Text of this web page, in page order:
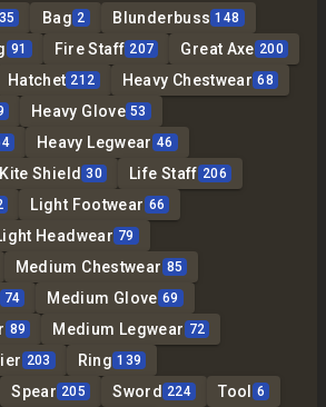
Bag 2 Blunderbuss 148
91 Fire Staff 207 Great Axe 200
Hatchet 212 Heavy Chestwear 68
Heavy Glove 53
Heavy Legwear 46
Kite Shield 30 Life Staff 206
Light Footwear 66
Headwear 79
Medium Chestwear 85
74 Medium Glove 69
89 Medium Legwear 72
203 Ring 139
Spear 205 Sword 224 Tool 6